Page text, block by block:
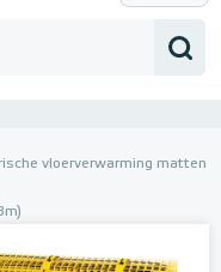
€ 0,00
AANVRAGEN
vloerverwarming matten